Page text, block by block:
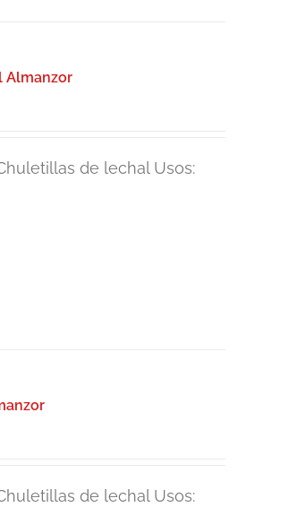
Almanzor
de lechal Usos:
de lechal Usos: